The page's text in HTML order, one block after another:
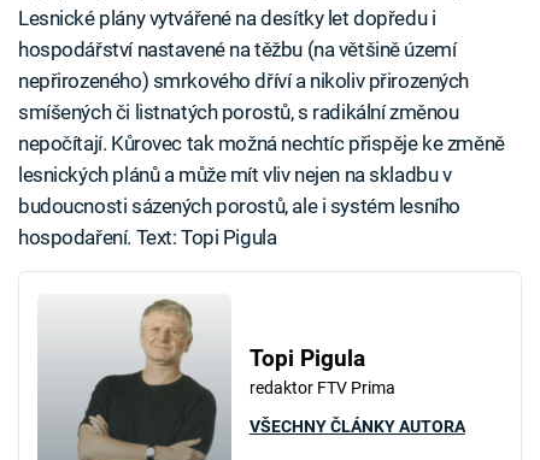
Lesnické plány vytvářené na desítky let dopředu i
hospodářství nastavené na těžbu (na většině území
nepřirozeného) smrkového dříví a nikoliv přirozených
smíšených či listnatých porostů, s radikální změnou
nepočítají. Kůrovec tak možná nechtíc přispěje ke změně
lesnických plánů a může mít vliv nejen na skladbu v
budoucnosti sázených porostů, ale i systém lesního
hospodaření. Text: Topi Pigula
Topi Pigula
redaktor FTV Prima
VŠECHNY ČLÁNKY AUTORA